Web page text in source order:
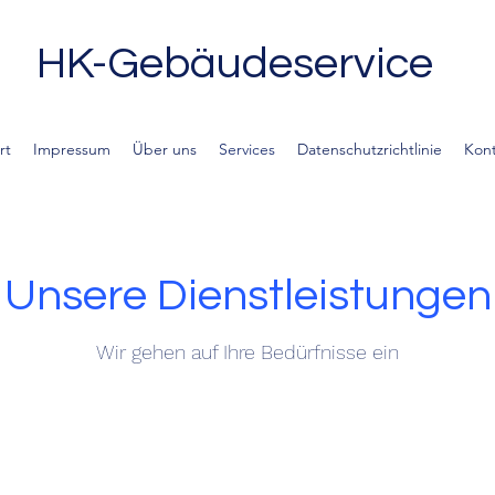
HK-Gebäudeservice
Impressum Über uns Services Datenschutzrichtlinie
Unsere Dienstleistungen
Wir gehen auf Ihre Bedürfnisse ein